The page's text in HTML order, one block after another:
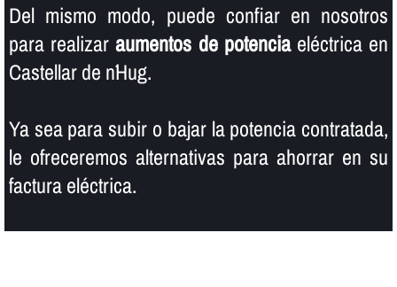
Del mismo modo, puede confiar en nosotros
para realizaraumentos de potenciaeléctrica en
Castellar de n´Hug.
Ya sea para subir o bajar la potencia contratada,
le ofreceremos alternativas para ahorrar en su
factura eléctrica.